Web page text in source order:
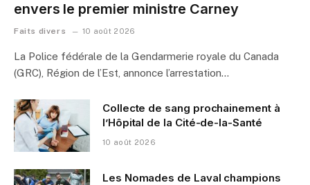
envers le premier ministre Carney
Faits divers 10 août 2026
La Police fédérale de la Gendarmerie royale du Canada
(GRC), Région de l’Est, annonce l’arrestation…
Collecte de sang prochainement à
l’Hôpital de la Cité-de-la-Santé
10 août 2026
Les Nomades de Laval champions